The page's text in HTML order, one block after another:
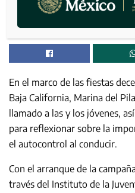
En el marco de las fiestas
Baja California, Marina del
llamado a las y los jóvenes,
para reflexionar sobre la
el autocontrol al conducir.
Con el arranque de la
través del Instituto de la